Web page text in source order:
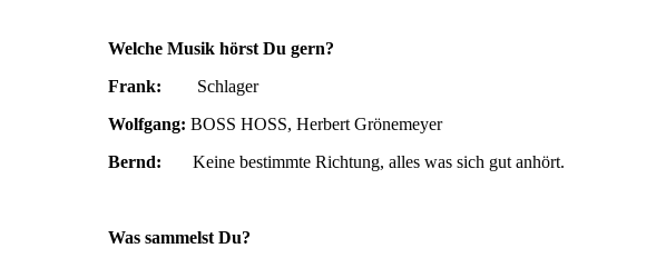
Welche Musik hörst Du gern?
Frank: Schlager
Wolfgang: BOSS HOSS, Herbert Grönemeyer
Bernd: Keine bestimmte Richtung, alles was sich gut anhört.
Was sammelst Du?